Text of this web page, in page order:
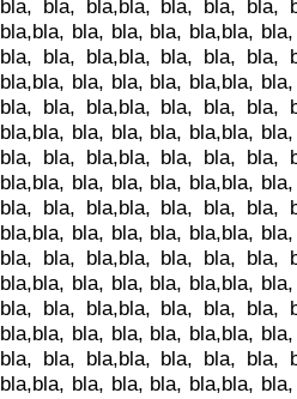
bla, bla, bla,bla, bla, bla, bla,
bla,bla, bla, bla, bla, bla,bla,
bla, bla, bla,bla, bla, bla, bla,
bla,bla, bla, bla, bla, bla,bla,
bla, bla, bla,bla, bla, bla, bla,
bla,bla, bla, bla, bla, bla,bla,
bla, bla, bla,bla, bla, bla, bla,
bla,bla, bla, bla, bla, bla,bla,
bla, bla, bla,bla, bla, bla, bla,
bla,bla, bla, bla, bla, bla,bla,
bla, bla, bla,bla, bla, bla, bla,
bla,bla, bla, bla, bla, bla,bla,
bla, bla, bla,bla, bla, bla, bla,
bla,bla, bla, bla, bla, bla,bla,
bla, bla, bla,bla, bla, bla, bla,
bla,bla, bla, bla, bla, bla,bla,